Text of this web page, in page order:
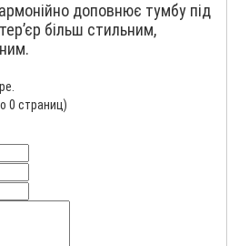
доповнює тумбу під
більш стильним,
0 страниц)